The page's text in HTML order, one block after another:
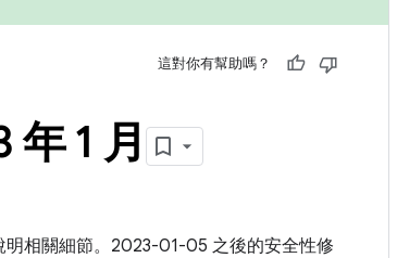
這對你有幫助嗎？
1 月
相關細節。2023-01-05 之後的安全性修